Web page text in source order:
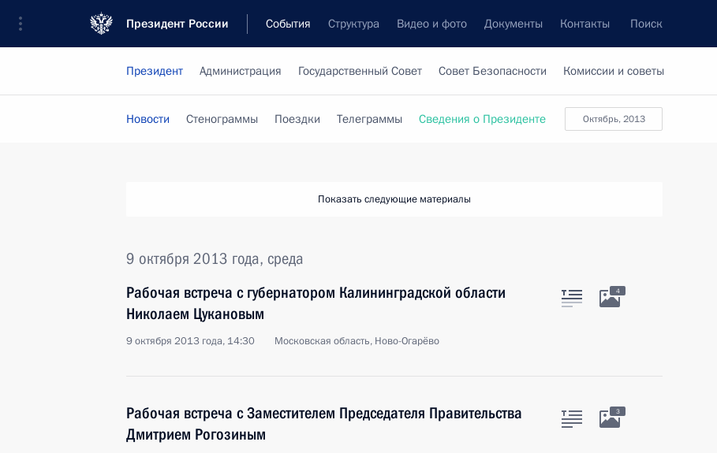
Президент России События Структура Видео и фото Документы Контакты Поиск
Президент Администрация Государственный Совет Совет Безопасности Комиссии и советы
октябрь, 2013
Новости Стенограммы Поездки Телеграммы Сведения о Президенте
Показать следующие материалы
9 октября 2013 года, среда
Рабочая встреча с губернатором Калининградской области
Николаем Цукановым
9 октября 2013 года, 14:30 Московская область, Ново-Огарёво
4
Рабочая встреча с Заместителем Председателя Правительства
Дмитрием Рогозиным
3